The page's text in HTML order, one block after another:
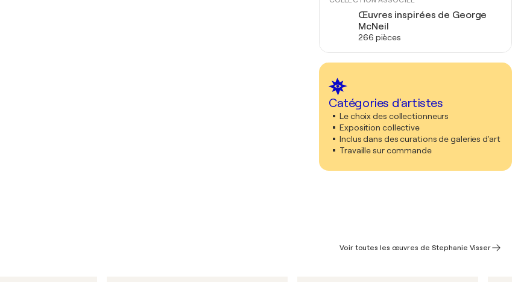
Œuvres inspirées de George
McNeil
266 pièces
Catégories d'artistes
Le choix des collectionneurs
Exposition collective
Inclus dans des curations de galeries d'art
Travaille sur commande
Voir toutes les œuvres de Stephanie Visser